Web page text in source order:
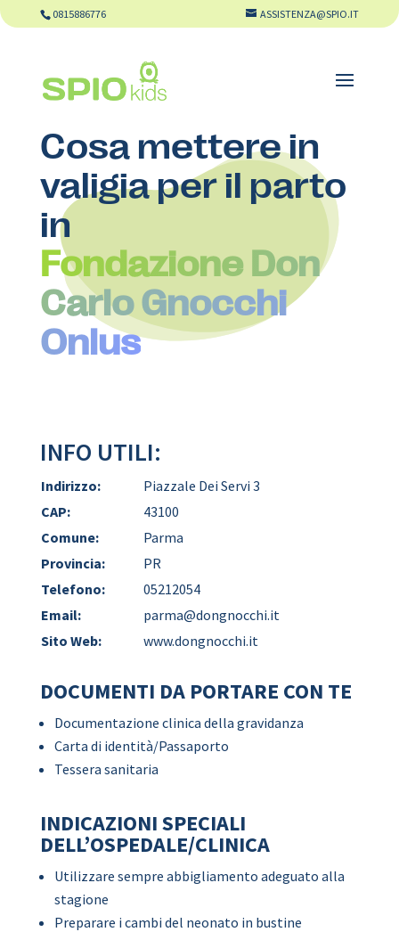
0815886776 ASSISTENZA@SPIO.IT
Cosa mettere in
valigia per il parto
in
Fondazione Don
Carlo Gnocchi
Onlus
INFO UTILI:
Indirizzo:
Piazzale Dei Servi 3
CAP:
43100
Comune:
Parma
Provincia:
PR
Telefono:
05212054
Email:
parma@dongnocchi.it
Sito Web:
www.dongnocchi.it
DOCUMENTI DA PORTARE CON TE
Documentazione clinica della gravidanza
Carta di identità/Passaporto
Tessera sanitaria
INDICAZIONI SPECIALI
DELL’OSPEDALE/CLINICA
Utilizzare sempre abbigliamento adeguato alla
stagione
Preparare i cambi del neonato in bustine